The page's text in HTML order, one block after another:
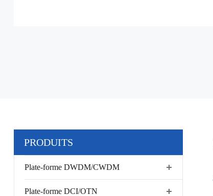
PRODUITS
Plate-forme DWDM/CWDM
Plate-forme DCI/OTN